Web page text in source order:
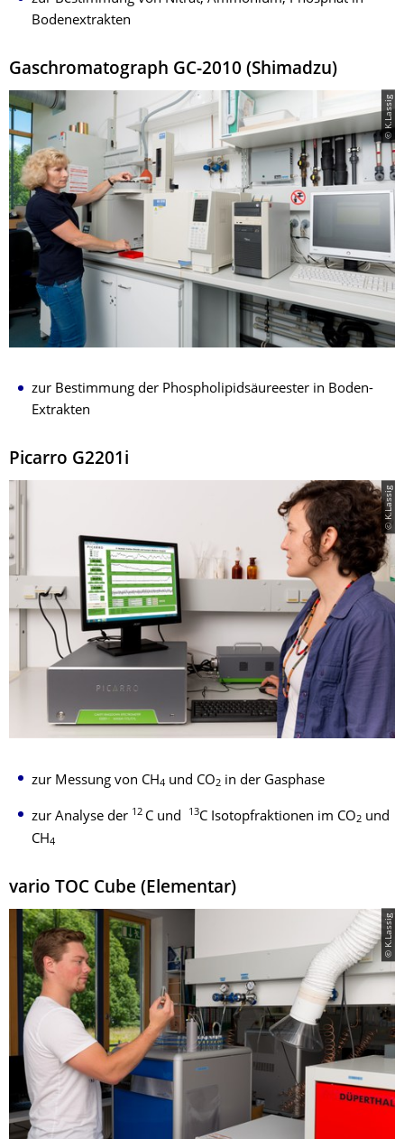
Bodenextrakten
Gaschromatograph GC-2010 (Shimadzu)
© K.Lassig
zur Bestimmung der Phospholipidsäureester in Boden-
Extrakten
Picarro G2201i
© K.Lassig
zur Messung von CH4 und CO2 in der Gasphase
zur Analyse der 12 C und 13C Isotopfraktionen im CO2 und
CH4
vario TOC Cube (Elementar)
© K.Lassig